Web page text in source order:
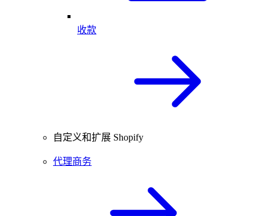
收款
自定义和扩展 Shopify
代理商务